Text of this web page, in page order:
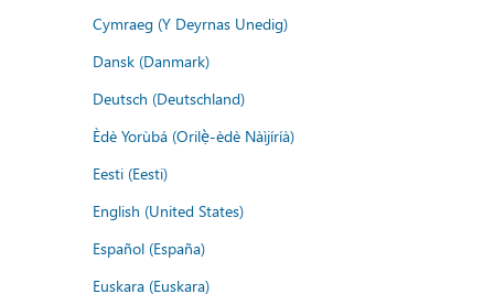
Cymraeg (Y Deyrnas Unedig)
Dansk (Danmark)
Deutsch (Deutschland)
Èdè Yorùbá (Orilẹ̀-èdè Nàìjíríà)
Eesti (Eesti)
English (United States)
Español (España)
Euskara (Euskara)